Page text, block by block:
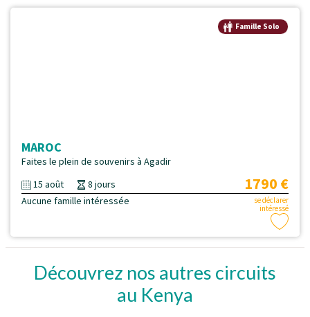
Famille Solo
MAROC
Faites le plein de souvenirs à Agadir
15 août
8 jours 1790 €
Aucune famille intéressée
se déclarer
intéressé
Découvrez nos autres circuits
au Kenya